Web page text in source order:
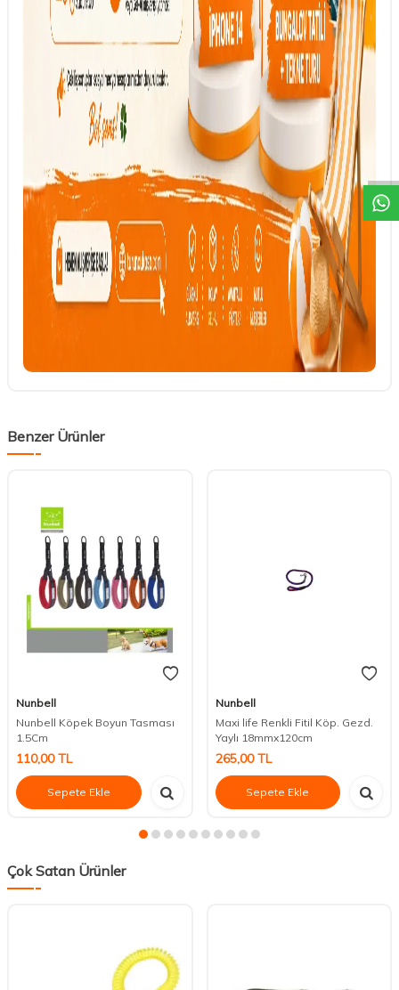
Benzer Ürünler
Nunbell
Nunbell Köpek Boyun Tasması
1.5Cm
110,00TL
Sepete Ekle
Nunbell
Maxi life Renkli Fitil Köp. Gezd.
Yaylı 18mmx120cm
265,00TL
Sepete Ekle
Çok Satan Ürünler